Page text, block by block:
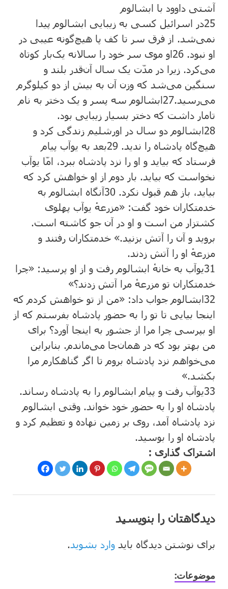
آشتی داوود با ابشالوم
25در اسرائیل کسی به زیبایی ابشالوم پیدا
نمی‌شد. از فرق سر تا کف پا هیچ‌گونه عیبی در
او نبود. 26او موی سر خود را سالانه یک‌بار کوتاه
می‌کرد. زیرا در مدّت یک سال آن‌قدر بلند و
سنگین می‌شد که وزن آن به بیش از دو کیلوگرم
می‌رسید.27ابشالوم سه پسر و یک دختر به نام
تامار داشت که دختر بسیار زیبایی بود.
28ابشالوم دو سال در اورشلیم زندگی کرد و
هیچ‌گاه پادشاه را ندید. 29بعد به یوآب پیام
فرستاد که بیاید و او را نزد پادشاه ببرد، امّا یوآب
نخواست که بیاید. بار دوم از او خواهش کرد که
بیاید، باز هم قبول نکرد. 30آنگاه ابشالوم به
خدمتکاران خود گفت: «مزرعهٔ یوآب پهلوی
کشتزار من است و او در آن جو کاشته است.
بروید و آن را آتش بزنید.» خدمتکاران رفتند و
مزرعهٔ او را آتش زدند.
31یوآب به خانهٔ ابشالوم رفت و از او پرسید: «چرا
خدمتکاران تو مزرعهٔ مرا آتش زدند؟»
32ابشالوم جواب داد: «من از تو خواهش کردم که
اینجا بیایی تا تو را به حضور پادشاه بفرستم که از
او بپرسی چرا مرا از جشور به اینجا آورد؟ برای
من بهتر بود که در همان‌جا می‌ماندم. بنابراین
می‌خواهم نزد پادشاه بروم تا اگر گناهکارم مرا
بکشد.»
33یوآب رفت و پیام ابشالوم را به پادشاه رساند.
پادشاه او را به حضور خود خواند. وقتی ابشالوم
نزد پادشاه آمد، روی بر زمین نهاده و تعظیم کرد و
پادشاه او را بوسید.
اشتراک گذاری :
دیدگاهتان را بنویسید
برای نوشتن دیدگاه باید وارد بشوید .
موضوعات: